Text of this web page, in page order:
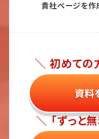
貴社ページを作
＼ 初めての
資料
＼ 「ずっと